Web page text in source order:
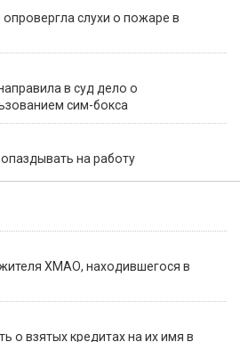
слухи о пожаре в
в суд дело о
сим-бокса
на работу
ХМАО, находившегося в
о взятых кредитах на их имя в